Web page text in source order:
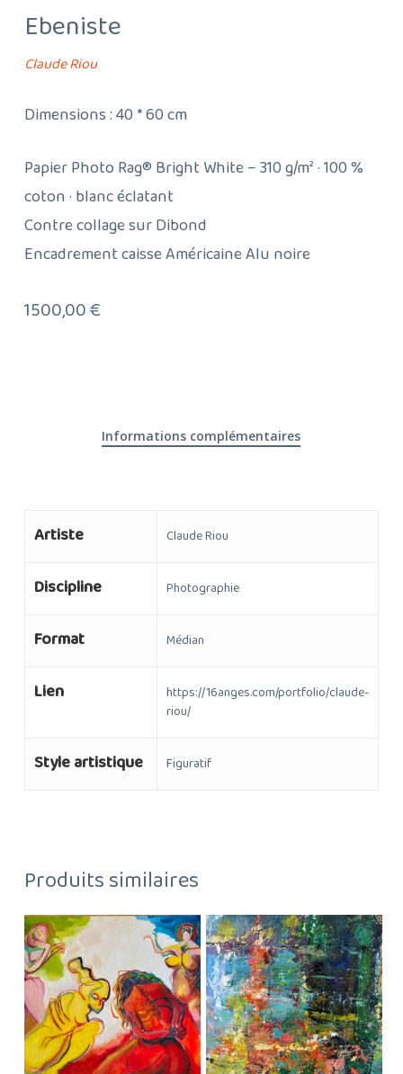
Ebeniste
Claude Riou
Dimensions : 40 * 60 cm
Papier Photo Rag® Bright White – 310 g/m² · 100 %
coton · blanc éclatant
Contre collage sur Dibond
Encadrement caisse Américaine Alu noire
1500,00€
Informations complémentaires
Artiste Claude Riou
Discipline Photographie
Format Médian
Lien
https://16anges.com/portfolio/claude-
riou/
Style artistique Figuratif
Produits similaires